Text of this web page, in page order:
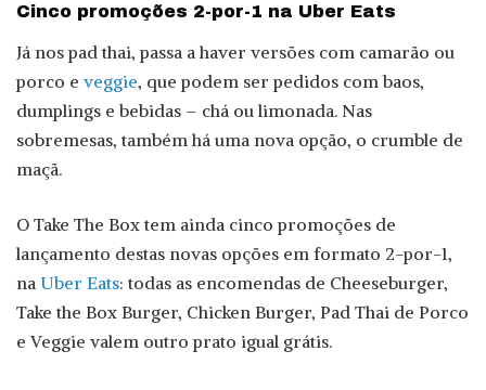
Cinco promoções 2-por-1 na Uber Eats
Já nos pad thai, passa a haver versões com camarão ou
porco e veggie, que podem ser pedidos com baos,
dumplings e bebidas – chá ou limonada. Nas
sobremesas, também há uma nova opção, o crumble de
maçã.
O Take The Box tem ainda cinco promoções de
lançamento destas novas opções em formato 2-por-1,
na Uber Eats: todas as encomendas de Cheeseburger,
Take the Box Burger, Chicken Burger, Pad Thai de Porco
e Veggie valem outro prato igual grátis.